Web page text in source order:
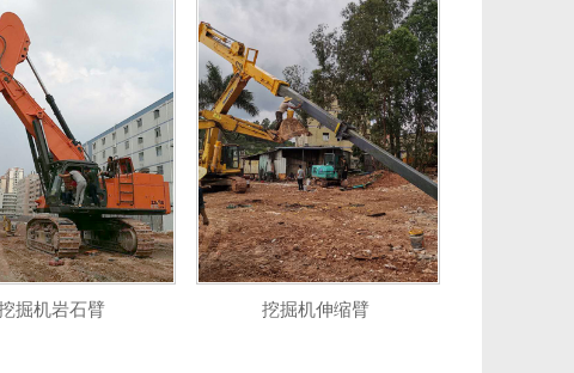
掘机岩石臂 挖掘机伸缩臂